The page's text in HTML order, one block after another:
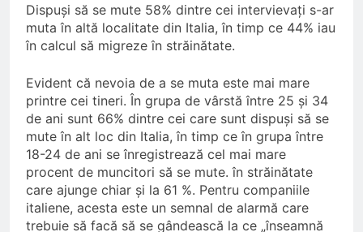
Dispuși să se mute 58% dintre cei intervievați s-ar
muta în altă localitate din Italia, în timp ce 44% iau
în calcul să migreze în străinătate.
Evident că nevoia de a se muta este mai mare
printre cei tineri. În grupa de vârstă între 25 și 34
de ani sunt 66% dintre cei care sunt dispuși să se
mute în alt loc din Italia, în timp ce în grupa între
18-24 de ani se înregistrează cel mai mare
procent de muncitori să se mute. în străinătate
care ajunge chiar și la 61 %. Pentru companiile
italiene, acesta este un semnal de alarmă care
trebuie să facă să se gândească la ce „înseamnă